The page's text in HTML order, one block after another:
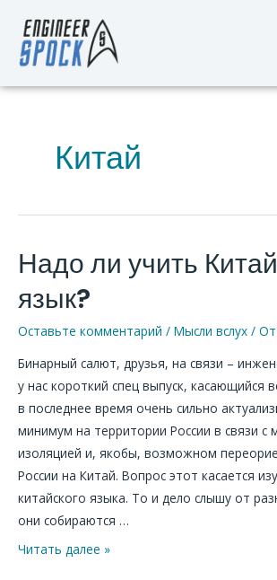
содержимому
Китай
Надо ли учить
язык?
Оставьте комментарий / Мысли вслух / От
Бинарный салют, друзья, на связи –
у нас короткий спец выпуск, касающийся
в последнее время очень сильно
минимум на территории России в связи с
изоляцией и, якобы, возможном
России на Китай. Вопрос этот касается
китайского языка. То и дело слышу от
они собираются …
Надо
ли
учить
Китайский
Читать далее »